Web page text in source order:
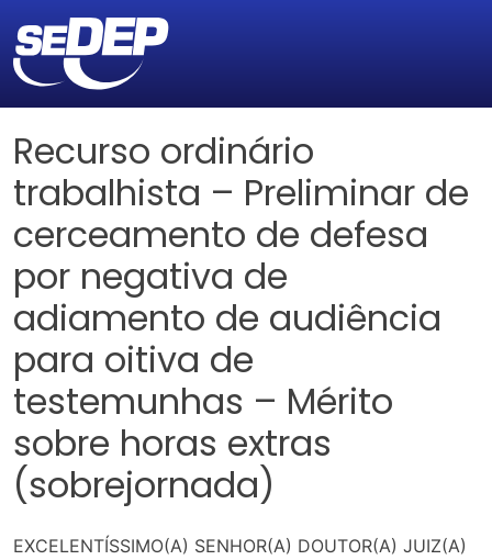
Recurso ordinário
trabalhista – Preliminar de
cerceamento de defesa
por negativa de
adiamento de audiência
para oitiva de
testemunhas – Mérito
sobre horas extras
(sobrejornada)
EXCELENTÍSSIMO(A) SENHOR(A) DOUTOR(A) JUIZ(A)